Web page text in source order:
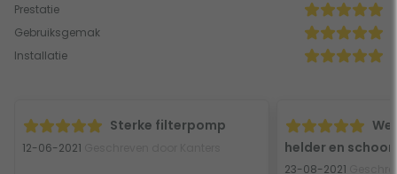
Prestatie
Gebruiksgemak
Installatie
Sterke filterpomp
12-06-2021
helder en schoon
23-08-2021